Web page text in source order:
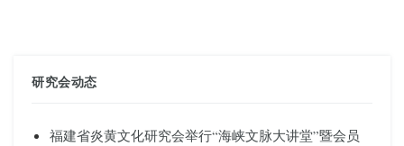
研究会动态
福建省炎黄文化研究会举行“海峡文脉大讲堂”暨会员